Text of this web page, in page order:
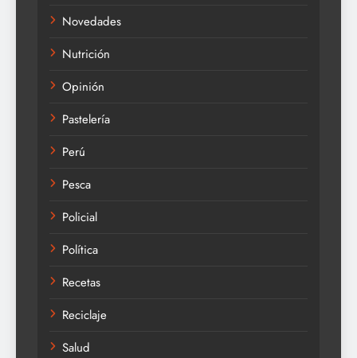
Novedades
Nutrición
Opinión
Pastelería
Perú
Pesca
Policial
Política
Recetas
Reciclaje
Salud